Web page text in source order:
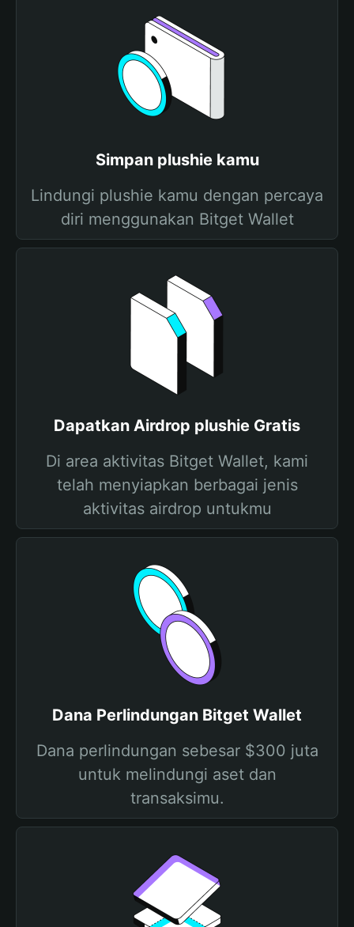
Simpan plushie kamu
Lindungi plushie kamu dengan percaya
diri menggunakan Bitget Wallet
Dapatkan Airdrop plushie Gratis
Di area aktivitas Bitget Wallet, kami
telah menyiapkan berbagai jenis
aktivitas airdrop untukmu
Dana Perlindungan Bitget Wallet
Dana perlindungan sebesar $300 juta
untuk melindungi aset dan
transaksimu.